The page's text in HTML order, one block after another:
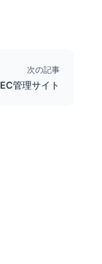
次の記事
EC管理サイト